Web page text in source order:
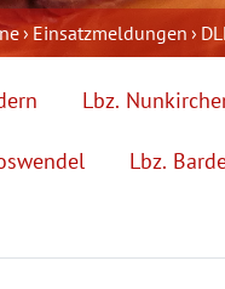
Einsatzmeldungen
Lbz.
Lbz.